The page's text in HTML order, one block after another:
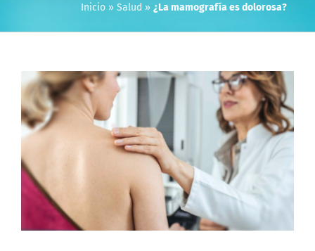
Inicio » Salud » ¿La mamografía es dolorosa?